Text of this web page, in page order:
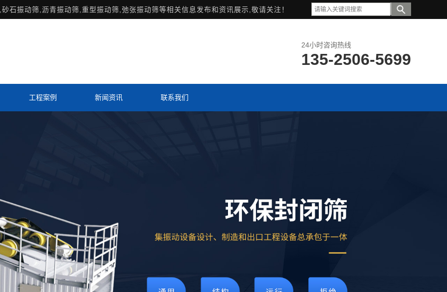
,砂石振动筛,沥青振动筛,重型振动筛,弛张振动筛等相关信息发布和资讯展示,敬请关注！
24小时咨询热线
135-2506-5699
工程案例 新闻资讯 联系我们